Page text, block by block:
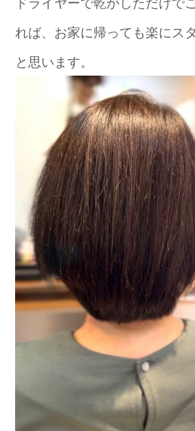
れば、お家に帰っても楽にス
と思います。